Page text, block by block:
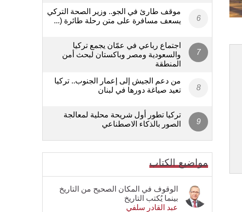
موقف طارئ في الجو.. وزير الصحة التركي
يسعف مسافرة على متن رحلة طائرة (...
اجتماع رباعي في عمّان يجمع تركيا
والسعودية ومصر وباكستان لبحث أمن
المنطقة
من دعم الجيش إلى إعمار الجنوب.. تركيا
تعيد صياغة دورها في لبنان
تركيا تطور أول شريحة محلية لمعالجة
الصور بالذكاء الاصطناعي
مواضيع الكتاب
الوقوف في المكان الصحيح من التاريخ
بينما يُكتب التاريخ
عبد القادر سلفي